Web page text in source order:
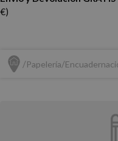
€)
Papelería